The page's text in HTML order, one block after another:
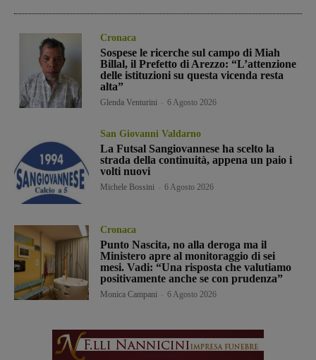
Cronaca
Sospese le ricerche sul campo di Miah
Billal, il Prefetto di Arezzo: “L’attenzione
delle istituzioni su questa vicenda resta
alta”
Glenda Venturini 6 Agosto 2026
San Giovanni Valdarno
La Futsal Sangiovannese ha scelto la
strada della continuità, appena un paio i
volti nuovi
Michele Bossini 6 Agosto 2026
Cronaca
Punto Nascita, no alla deroga ma il
Ministero apre al monitoraggio di sei
mesi. Vadi: “Una risposta che valutiamo
positivamente anche se con prudenza”
Monica Campani 6 Agosto 2026